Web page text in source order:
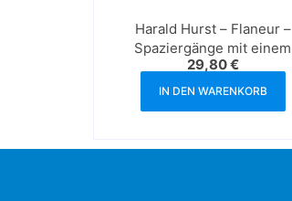
Harald Hurst – Flaneur –
Spaziergänge mit einem
Geschichtensammler
29,80€
IN DEN WARENKORB